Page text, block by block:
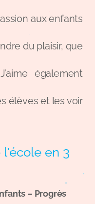
aux enfants
du plaisir, que
également
élèves et les voir
en 3
– Progrès